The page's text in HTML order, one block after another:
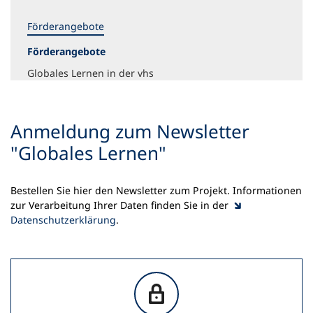
Förderangebote
Förderangebote
Globales Lernen in der vhs
Anmeldung zum Newsletter
"Globales Lernen"
Bestellen Sie hier den Newsletter zum Projekt. Informationen
zur Verarbeitung Ihrer Daten finden Sie in der
Datenschutzerklärung.